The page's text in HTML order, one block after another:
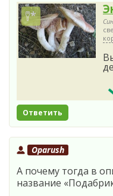
Ответить
Oparush
А почему тогда в
название